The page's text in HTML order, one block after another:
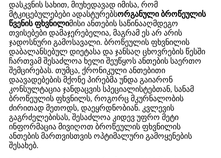
დასკვნის სახით, მიუხედავად იმისა, რომ
მტკიცებულებები ადასტურებსორგანული ბროწეულის
წვენის ფხვნილიმისი ანთების საწინააღმდეგო
თვისებები დამაჯერებელია, მაგრამ ეს არ არის
ჯადოსნური გამოსავალი. ბროწეულის ფხვნილის
დაბალანსებულ დიეტასა და ჯანსაღ ცხოვრების წესში
ჩართვამ შესაძლოა ხელი შეუწყოს ანთების საერთო
შემცირებას. თუმცა, ქრონიკული ანთებითი
დაავადებების მქონე პირებმა უნდა გაიარონ
კონსულტაცია ჯანდაცვის სპეციალისტებთან, სანამ
ბროწეულის ფხვნილს, როგორც მკურნალობის
ძირითად მეთოდს, დაეყრდნობიან. კვლევის
გაგრძელებისას, შესაძლოა კიდევ უფრო მეტი
ინფორმაცია მივიღოთ ბროწეულის ფხვნილის
ანთების მართვისთვის ოპტიმალური გამოყენების
შესახებ.